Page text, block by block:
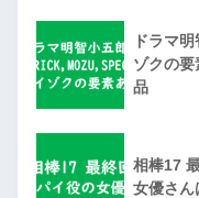
ドラマ
ゾクの
品
相棒17
女優さん